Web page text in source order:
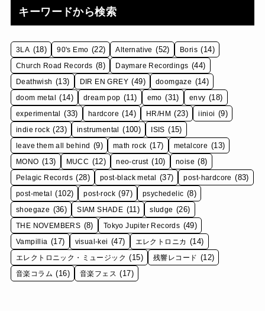
キーワードから検索
3LA (18) 90's Emo (22) Alternative (52) Boris (14)
Church Road Records (8) Daymare Recordings (44)
Deathwish (13) DIR EN GREY (49) doomgaze (14)
doom metal (14) dream pop (11) emo (31) envy (18)
experimental (33) hardcore (14) HR/HM (23) iinioi (9)
indie rock (23) instrumental (100) ISIS (15)
leave them all behind (9) math rock (17) metalcore (13)
MONO (13) MUCC (12) neo-crust (10) noise (8)
Pelagic Records (28) post-black metal (37) post-hardcore (83)
post-metal (102) post-rock (97) psychedelic (8)
shoegaze (36) SIAM SHADE (11) sludge (26)
THE NOVEMBERS (8) Tokyo Jupiter Records (49)
Vampillia (17) visual-kei (47) エレクトロニカ (14)
エレクトロニック・ミュージック (15) 残響レコード (12)
音楽コラム (16) 音楽フェス (17)